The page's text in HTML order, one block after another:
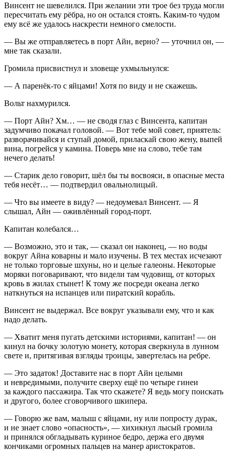
Винсент не шевелился. При желании эти трое без труда могли
пересчитать ему рёбра, но он остался стоять. Каким-то чудом
ему всё же удалось наскрести немного смелости.
— Вы же отправляетесь в порт Айн, верно? — уточнил он, —
мне так сказали.
Громила присвистнул и зловеще ухмыльнулся:
— А паренёк-то с яйцами! Хотя по виду и не скажешь.
Вольт нахмурился.
— Порт Айн? Хм… — не сводя глаз с Винсента, капитан
задумчиво покачал головой. — Вот тебе мой совет, приятель:
разворачивайся и ступай домой, приласкай свою жену, выпей
вина, погрейся у камина. Поверь мне на слово, тебе там
нечего делать!
— Старик дело говорит, шёл бы ты восвояси, в опасные места
тебя несёт… — подтвердил овальнолицый.
— Что вы имеете в виду? — недоумевал Винсент. — Я
слышал, Айн — оживлённый город-порт.
Капитан колебался…
— Возможно, это и так, — сказал он наконец, — но воды
вокруг Айна коварны и мало изучены. В тех местах исчезают
не только торговые шхуны, но и целые галеоны. Некоторые
моряки поговаривают, что видели там чудовищ, от которых
кровь в жилах стынет! К тому же посреди океана легко
наткнуться на испанцев или пиратский корабль.
Винсент не выдержал. Все вокруг указывали ему, что и как
надо делать.
— Хватит меня пугать детскими историями, капитан! — он
кинул на бочку золотую монету, которая сверкнула в лунном
свете и, притягивая взгляды троицы, завертелась на ребре.
— Это задаток! Доставите нас в порт Айн целыми
и невредимыми, получите сверху ещё по четыре гинеи
за каждого пассажира. Так что скажете? Я ведь могу поискать
и другого, более сговорчивого шкипера.
— Говорю же вам, малыш с яйцами, ну или попросту дурак,
и не знает слово «опасность», — хихикнул лысый громила
и принялся обгладывать куриное бедро, держа его двумя
кончиками огромных пальцев на манер аристократов.